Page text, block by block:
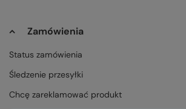
Zamówienia
Status zamówienia
Śledzenie przesyłki
Chcę zareklamować produkt